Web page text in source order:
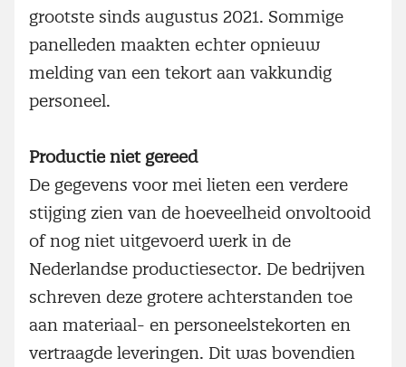
grootste sinds augustus 2021. Sommige
panelleden maakten echter opnieuw
melding van een tekort aan vakkundig
personeel.
Productie niet gereed
De gegevens voor mei lieten een verdere
stijging zien van de hoeveelheid onvoltooid
of nog niet uitgevoerd werk in de
Nederlandse productiesector. De bedrijven
schreven deze grotere achterstanden toe
aan materiaal- en personeelstekorten en
vertraagde leveringen. Dit was bovendien